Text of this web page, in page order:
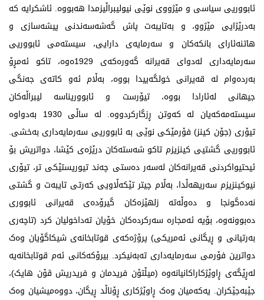
ئابووریی سیاسی و مێژووی نوێی نیولیبراڵیزمدا هەبووە. ئاشکرایە کە
بەدرێژایی مێژوو، و بەتایبەت پاش گەشەسەندنی پیشەسازی و
هاتنەئارای بانکەکان و سەرمایەی دارایی، سیستەمی ئابووریی
سەرمایەداری لەدوای قەیرانە گەورەکەی 1929ەوە، تاکو ئەمڕۆ
بەردەوام لە قەیرانی خولگەییدا بووە، بەڵام ئەو کاتەی جەنگی
جیهانی لەئارادا بووە، تیۆرست و ئابووریناسە لیبراڵەکان
سیستەمەکەیان لە کەوتن ڕزگارکردووە. لە ساڵی 1930 بەدواوە
تیۆری (جۆن کینز) فۆرمێکی نوێی بە ئابووریی سەرمایەداری بەخشی.
ئابووریی گشتیی کینزیزم تاکو شەستەکان درێژەی کێشا، دواتریش بۆ
ئیحتیواکردنی قەیرانەکان لەسەر دەستی چەند تیوریستێکی تر، تیۆری
نیوکینزیزم سەریهەڵدا، بەڵام چیتر تێکەڵاویی کەرتی تایبەت و گشتی
نەدەگونجا و دەوڵەتە زلهێزەکان گیرۆدەی قەیرانی ئابووری
دەبوونەوە، بۆیە ئەمجارە سەرکردەکان خۆیان تەداخولیان کرد (تاچەری
بەرتیانی و ڕیگانی ئەمریکی) پرۆژەکەی قوتابخانەی شیکاگۆیان وەک
دواترین فۆرمی سەرمایەداری تەبەنیکرد. بیرۆکەکانی ئەم قوتابخانەیە
لەڕێگەی ڕاوێژکاراکانیانەوە (میڵتۆن فریدمان و فریدریش ڤۆن هایک)،
جێبەجێکران. یەکەمیان وەک ڕاوێژکاری ڕۆناڵد ڕیگان، دووەمیشیان وەک